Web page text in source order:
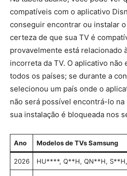
compatíveis com o aplicativo
conseguir encontrar ou instalar
certeza de que sua TV é
provavelmente está relacionado
incorreta da TV. O aplicativo não
todos os países; se durante a
selecionou um país onde o
não será possível encontrá-lo
sua instalação é bloqueada nos
Ano Modelos de TVs Samsung
2026 HU****, Q**H, QN**H,